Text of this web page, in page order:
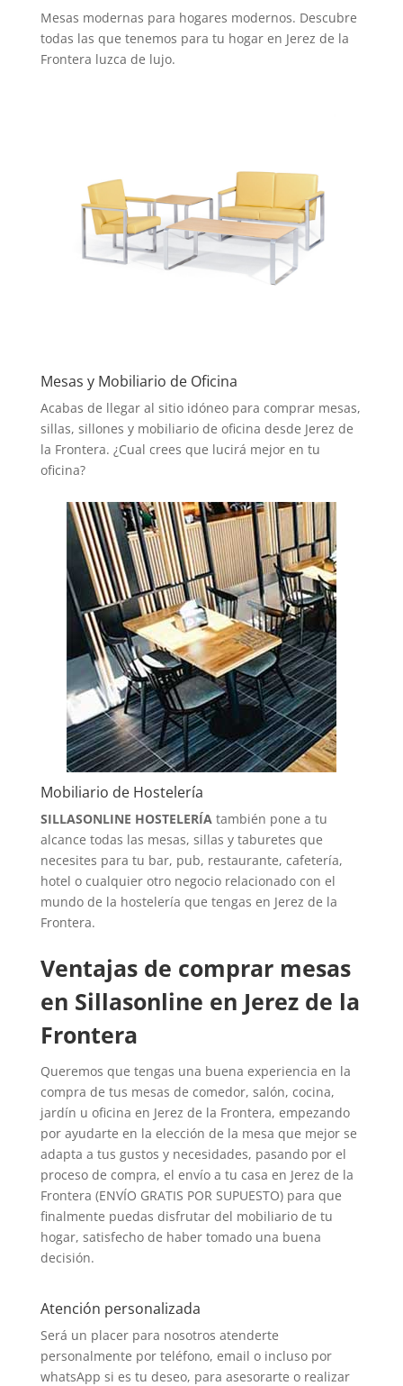
Mesas modernas para hogares modernos. Descubre
todas las que tenemos para tu hogar en Jerez de la
Frontera luzca de lujo.
Mesas y Mobiliario de Oficina
Acabas de llegar al sitio idóneo para comprar mesas,
sillas, sillones y mobiliario de oficina desde Jerez de
la Frontera. ¿Cual crees que lucirá mejor en tu
oficina?
Mobiliario de Hostelería
SILLASONLINE HOSTELERÍAtambién pone a tu
alcance todas las mesas, sillas y taburetes que
necesites para tu bar, pub, restaurante, cafetería,
hotel o cualquier otro negocio relacionado con el
mundo de la hostelería que tengas en Jerez de la
Frontera.
Ventajas de comprar mesas
en Sillasonline en Jerez de la
Frontera
Queremos que tengas una buena experiencia en la
compra de tus mesas de comedor, salón, cocina,
jardín u oficina en Jerez de la Frontera, empezando
por ayudarte en la elección de la mesa que mejor se
adapta a tus gustos y necesidades, pasando por el
proceso de compra, el envío a tu casa en Jerez de la
Frontera (ENVÍO GRATIS POR SUPUESTO) para que
finalmente puedas disfrutar del mobiliario de tu
hogar, satisfecho de haber tomado una buena
decisión.
Atención personalizada
Será un placer para nosotros atenderte
personalmente por teléfono, email o incluso por
whatsApp si es tu deseo, para asesorarte o realizar